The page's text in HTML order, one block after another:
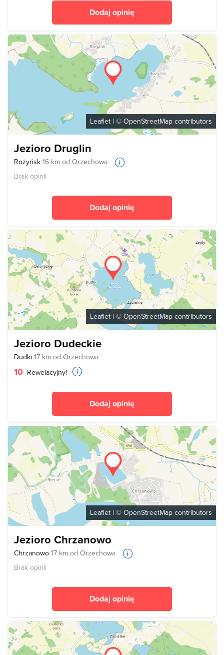
Dodaj opinię
Leaflet | © OpenStreetMap contributors
Jezioro Druglin
Rożyńsk 16 km od Orzechowa
Brak opinii
Dodaj opinię
Leaflet | © OpenStreetMap contributors
Jezioro Dudeckie
Dudki 17 km od Orzechowa
10 Rewelacyjny!
Dodaj opinię
Leaflet | © OpenStreetMap contributors
Jezioro Chrzanowo
Chrzanowo 17 km od Orzechowa
Brak opinii
Dodaj opinię